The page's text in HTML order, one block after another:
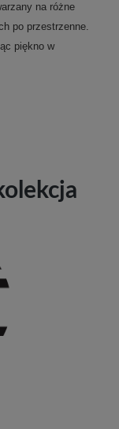
na różne
po przestrzenne.
piękno w